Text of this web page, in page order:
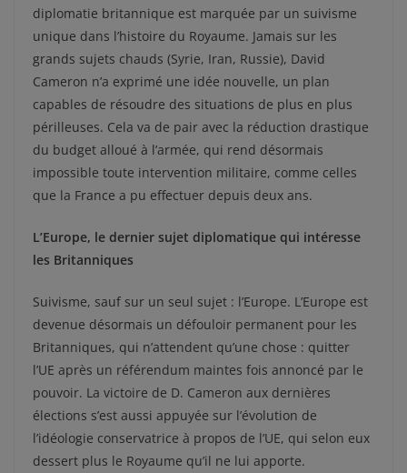
diplomatie britannique est marquée par un suivisme
unique dans l’histoire du Royaume. Jamais sur les
grands sujets chauds (Syrie, Iran, Russie), David
Cameron n’a exprimé une idée nouvelle, un plan
capables de résoudre des situations de plus en plus
périlleuses. Cela va de pair avec la réduction drastique
du budget alloué à l’armée, qui rend désormais
impossible toute intervention militaire, comme celles
que la France a pu effectuer depuis deux ans.
L’Europe, le dernier sujet diplomatique qui intéresse
les Britanniques
Suivisme, sauf sur un seul sujet : l’Europe. L’Europe est
devenue désormais un défouloir permanent pour les
Britanniques, qui n’attendent qu’une chose : quitter
l’UE après un référendum maintes fois annoncé par le
pouvoir. La victoire de D. Cameron aux dernières
élections s’est aussi appuyée sur l’évolution de
l’idéologie conservatrice à propos de l’UE, qui selon eux
dessert plus le Royaume qu’il ne lui apporte.